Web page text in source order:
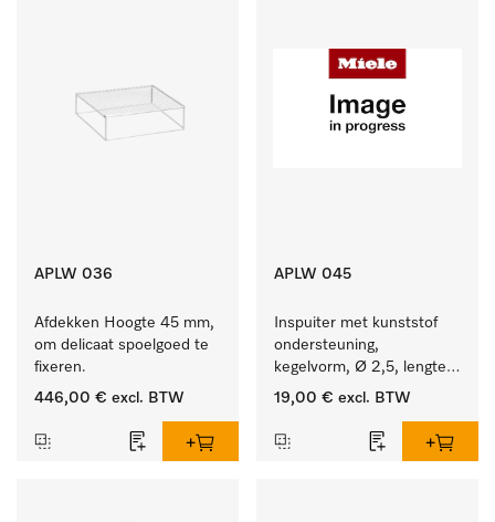
APLW 036
Afdekken Hoogte 45 mm,
om delicaat spoelgoed te
fixeren.
446,00 € excl. BTW
APLW 045
Inspuiter met kunststof
ondersteuning,
kegelvorm, Ø 2,5, lengte
80 mm.
19,00 € excl. BTW